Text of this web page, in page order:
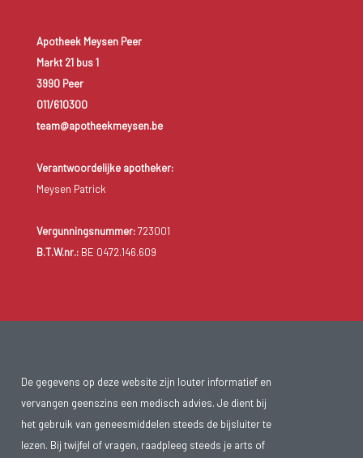
Apotheek Meysen Peer
Markt 21 bus 1
3990 Peer
011/610300
team@apotheekmeysen.be
Verantwoordelijke apotheker:
Meysen Patrick
Vergunningsnummer:723001
B.T.W.nr.:BE 0472.146.609
De gegevens op deze website zijn louter informatief en
vervangen geenszins een medisch advies. Je dient bij
het gebruik van geneesmiddelen steeds de bijsluiter te
lezen. Bij twijfel of vragen, raadpleeg steeds je arts of